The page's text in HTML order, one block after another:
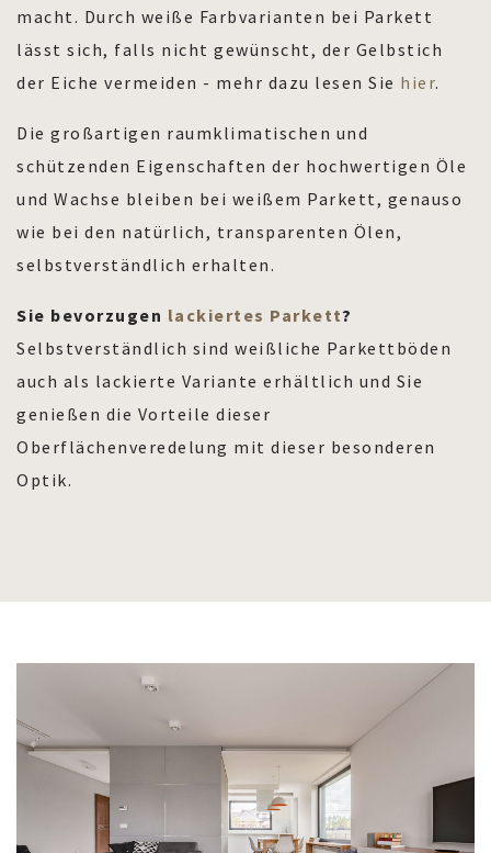
macht. Durch weiße Farbvarianten bei Parkett
lässt sich, falls nicht gewünscht, der Gelbstich
der Eiche vermeiden - mehr dazu lesen Sie hier.
Die großartigen raumklimatischen und
schützenden Eigenschaften der hochwertigen Öle
und Wachse bleiben bei weißem Parkett, genauso
wie bei den natürlich, transparenten Ölen,
selbstverständlich erhalten.
Sie bevorzugen lackiertes Parkett?
Selbstverständlich sind weißliche Parkettböden
auch als lackierte Variante erhältlich und Sie
genießen die Vorteile dieser
Oberflächenveredelung mit dieser besonderen
Optik.